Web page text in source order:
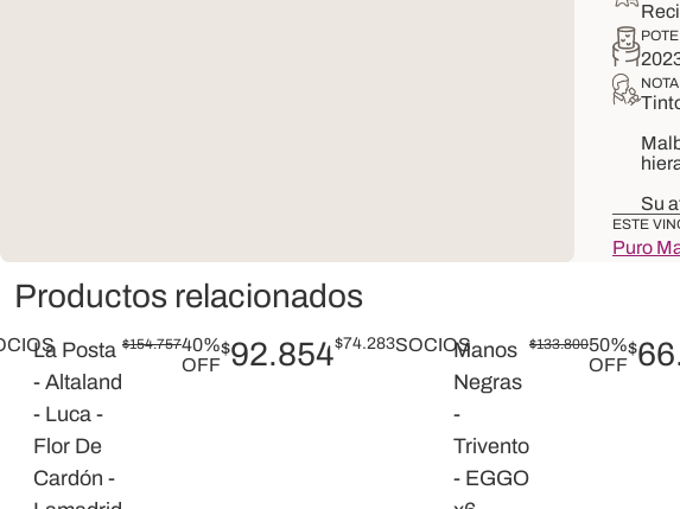
Su
ESTE
Puro
Productos relacionados
La Posta
- Altaland
- Luca -
Flor De
Cardón -
$154.75740%
OFF
$92.854$74.283SOCIOSManos
Negras
-
Trivento
- EGGO
$133.80050%
OFF
$